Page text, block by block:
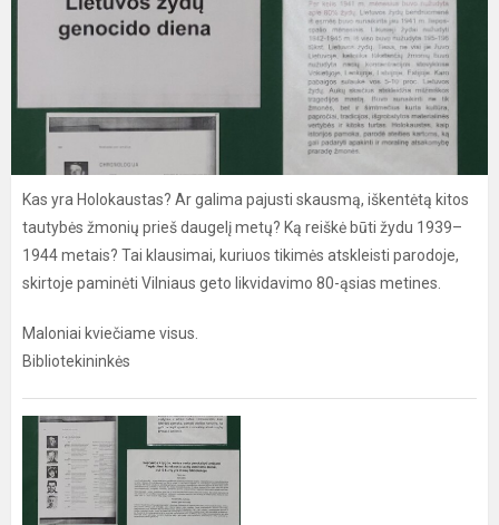
Kas yra Holokaustas? Ar galima pajusti skausmą, iškentėtą kitos
tautybės žmonių prieš daugelį metų? Ką reiškė būti žydu 1939–
1944 metais? Tai klausimai, kuriuos tikimės atskleisti parodoje,
skirtoje paminėti Vilniaus geto likvidavimo 80-ąsias metines.
Maloniai kviečiame visus.
Bibliotekininkės